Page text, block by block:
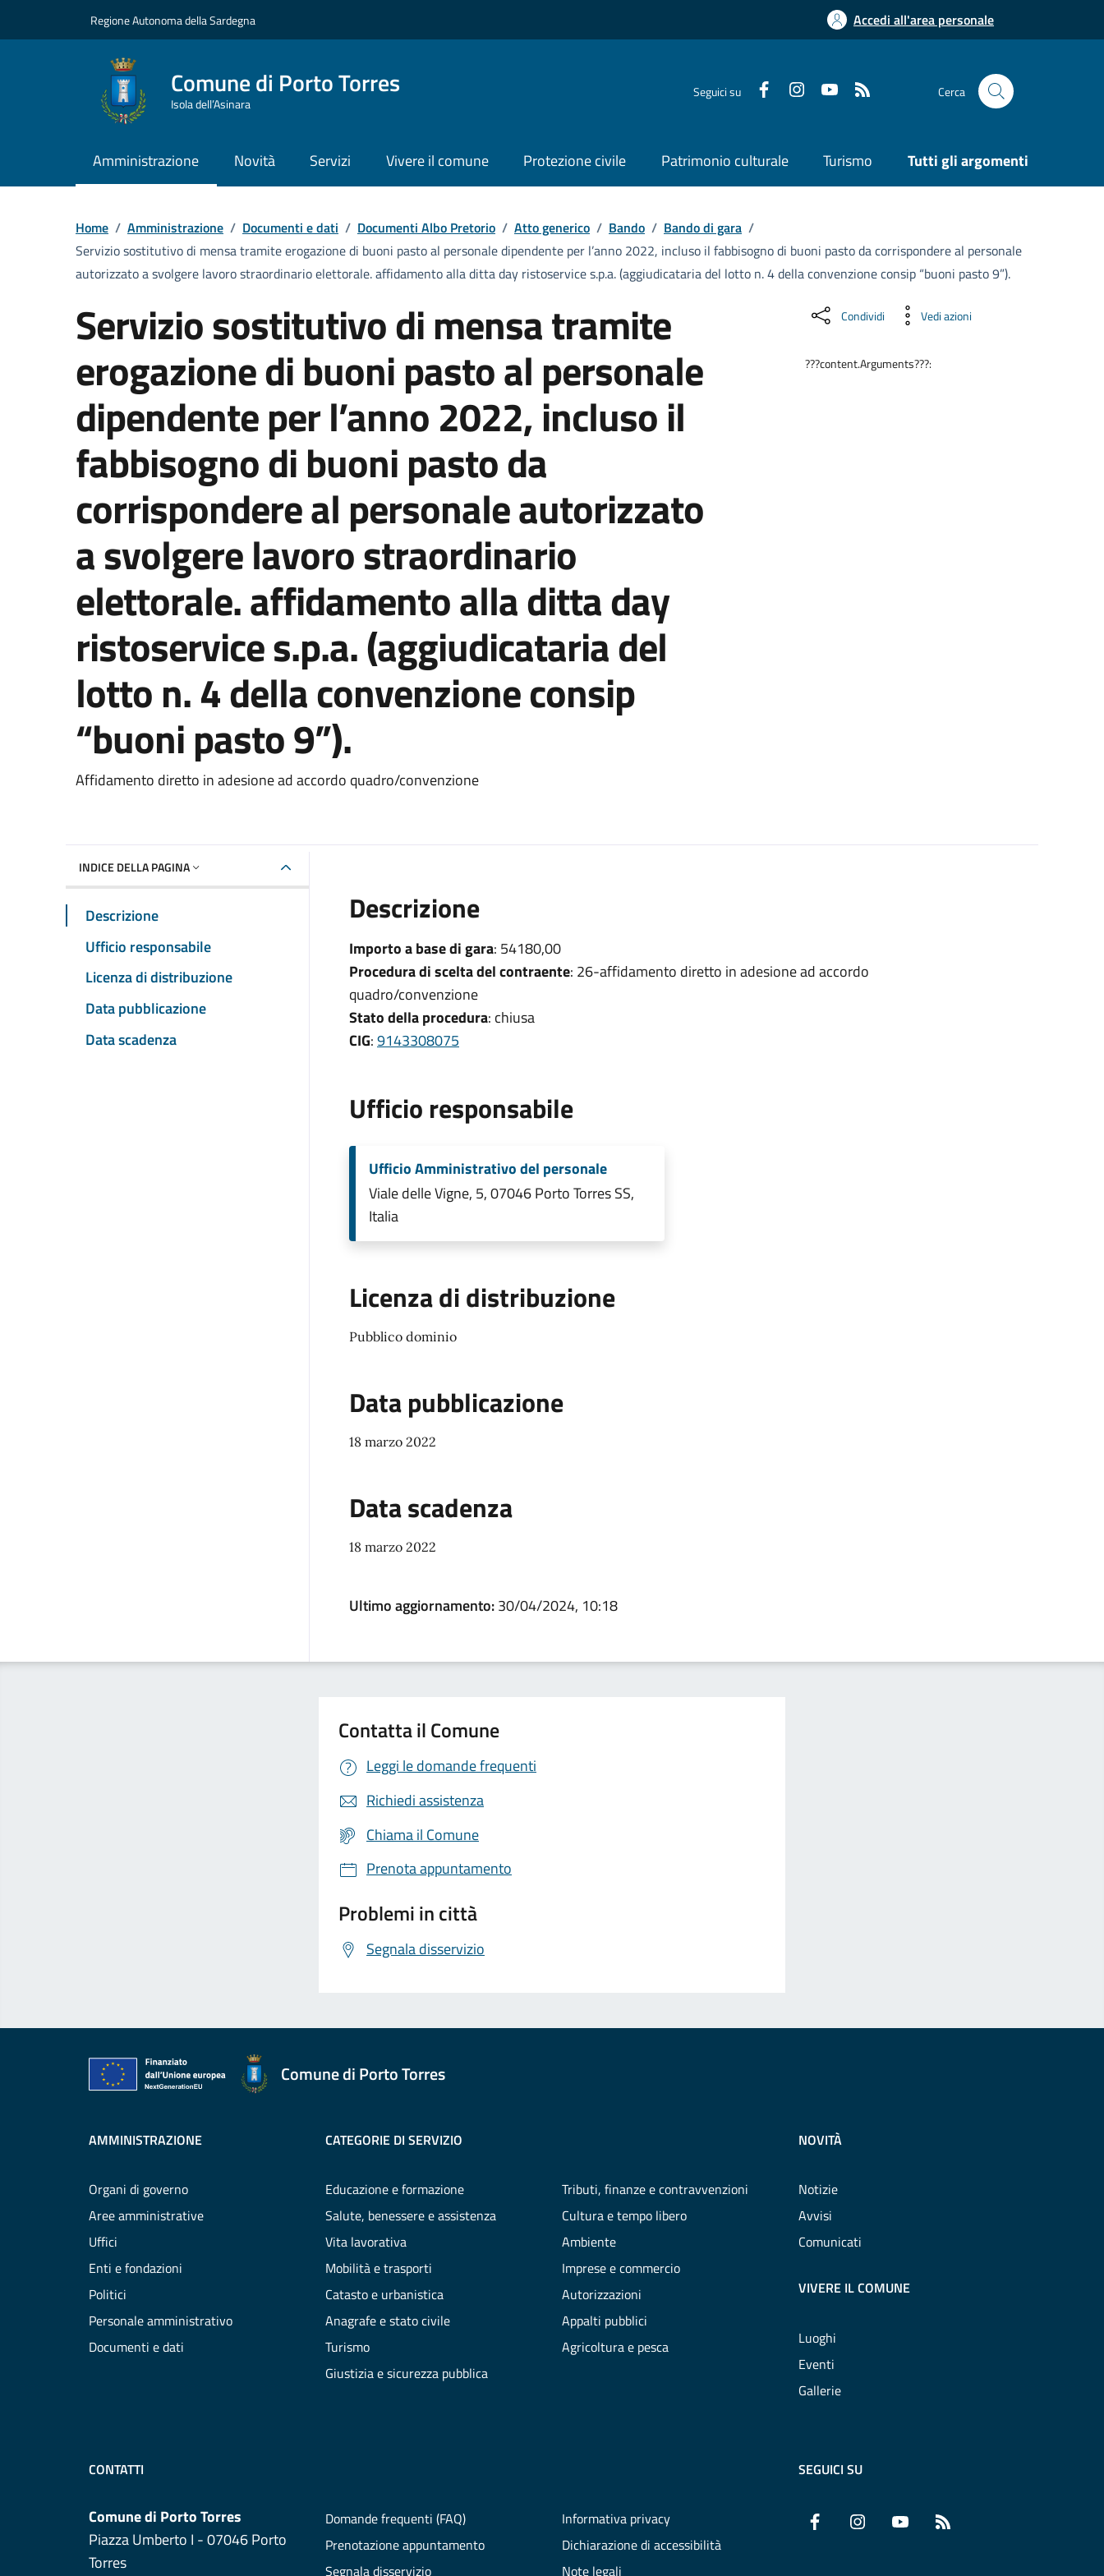
Regione Autonoma della Sardegna Accedi all'area personale
Comune di Porto Torres
Isola dell’Asinara
Seguici su Cerca
Amministrazione Novità Servizi Vivere il comune Protezione civile Patrimonio culturale Turismo Tutti gli argomenti
Home / Amministrazione / Documenti e dati / Documenti Albo Pretorio / Atto generico / Bando / Bando di gara /
Servizio sostitutivo di mensa tramite erogazione di buoni pasto al personale dipendente per l’anno 2022, incluso il fabbisogno di buoni pasto da corrispondere al personale
autorizzato a svolgere lavoro straordinario elettorale. affidamento alla ditta day ristoservice s.p.a. (aggiudicataria del lotto n. 4 della convenzione consip “buoni pasto 9”).
Servizio sostitutivo di mensa tramite
erogazione di buoni pasto al personale
dipendente per l’anno 2022, incluso il
fabbisogno di buoni pasto da
corrispondere al personale autorizzato
a svolgere lavoro straordinario
elettorale. affidamento alla ditta day
ristoservice s.p.a. (aggiudicataria del
lotto n. 4 della convenzione consip
“buoni pasto 9”).
Dettaglio del documento
Affidamento diretto in adesione ad accordo quadro/convenzione
Condividi Vedi azioni
???content.Arguments???:
INDICE DELLA PAGINA
Descrizione
Ufficio responsabile
Licenza di distribuzione
Data pubblicazione
Data scadenza
Descrizione
Importo a base di gara: 54180,00
Procedura di scelta del contraente: 26-affidamento diretto in adesione ad accordo
quadro/convenzione
Stato della procedura: chiusa
CIG:9143308075
Ufficio responsabile
Ufficio Amministrativo del personale
Viale delle Vigne, 5, 07046 Porto Torres SS,
Italia
Licenza di distribuzione
Pubblico dominio
Data pubblicazione
18 marzo 2022
Data scadenza
18 marzo 2022
Ultimo aggiornamento:30/04/2024, 10:18
Contatta il Comune
Leggi le domande frequenti
Richiedi assistenza
Chiama il Comune
Prenota appuntamento
Problemi in città
Segnala disservizio
Comune di Porto Torres
AMMINISTRAZIONE
Organi di governo
Aree amministrative
Uffici
Enti e fondazioni
Politici
Personale amministrativo
Documenti e dati
CATEGORIE DI SERVIZIO
Educazione e formazione
Salute, benessere e assistenza
Vita lavorativa
Mobilità e trasporti
Catasto e urbanistica
Anagrafe e stato civile
Turismo
Giustizia e sicurezza pubblica
Tributi, finanze e contravvenzioni
Cultura e tempo libero
Ambiente
Imprese e commercio
Autorizzazioni
Appalti pubblici
Agricoltura e pesca
NOVITÀ
Notizie
Avvisi
Comunicati
VIVERE IL COMUNE
Luoghi
Eventi
Gallerie
CONTATTI
Comune di Porto Torres
Piazza Umberto I - 07046 Porto
Torres
Domande frequenti (FAQ)
Prenotazione appuntamento
Segnala disservizio
Informativa privacy
Dichiarazione di accessibilità
Note legali
SEGUICI SU
Facebook InstagramYouTube